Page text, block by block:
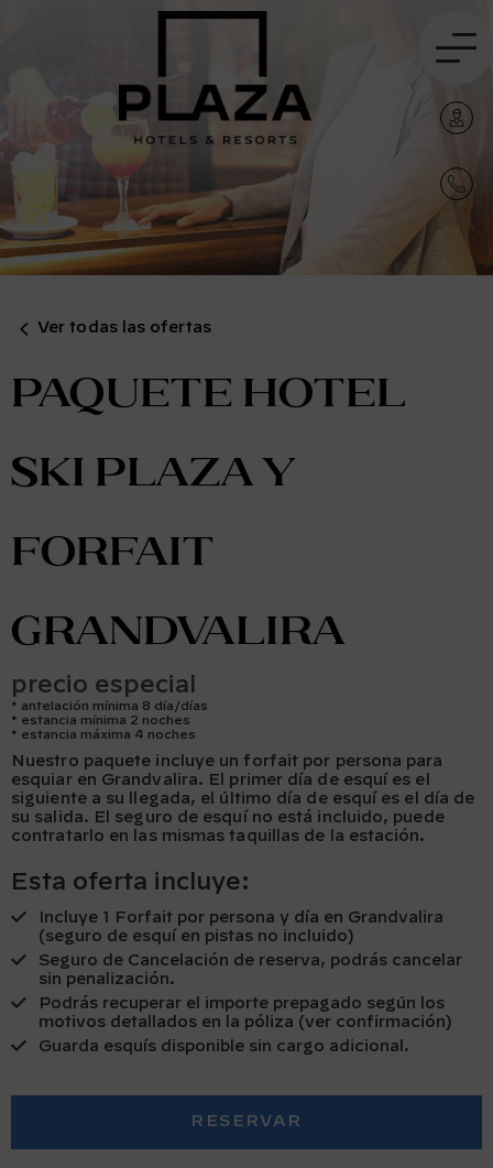
Ver todas las ofertas
Paquete Hotel
Ski Plaza y
Forfait
GrandValira
precio especial
antelación mínima 8 día/días
estancia mínima 2 noches
estancia máxima 4 noches
Nuestro paquete incluye un forfait por persona para
esquiar en Grandvalira. El primer día de esquí es el
siguiente a su llegada, el último día de esquí es el día de
su salida. El seguro de esquí no está incluido, puede
contratarlo en las mismas taquillas de la estación.
Esta oferta incluye:
Incluye 1 Forfait por persona y día en Grandvalira
(seguro de esquí en pistas no incluido)
Seguro de Cancelación de reserva, podrás cancelar
sin penalización.
Podrás recuperar el importe prepagado según los
motivos detallados en la póliza (ver confirmación)
Guarda esquís disponible sin cargo adicional.
RESERVAR